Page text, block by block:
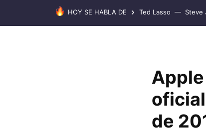
HOY SE HABLA DE Ted Lasso Steve
de